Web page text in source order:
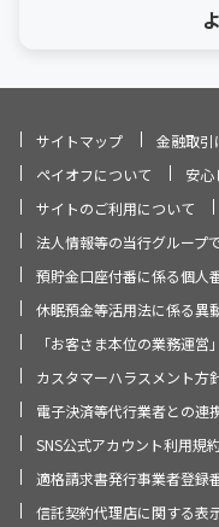
サイトマップ
金融取引
ペイオフについて
安心
サイトのご利用について
法人情報等の当行グループ
預貯金口座付番に係る個人
休眠預金等活用法に係る異
「お客さま本位の業務運
カスタマーハラスメント方
電子決済等代行業者との連
SNS公式アカウント利用規
適格請求書発行事業者登録
信託契約代理店に関する表